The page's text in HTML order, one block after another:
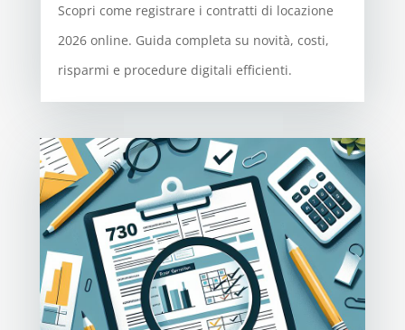
Scopri come registrare i contratti di locazione
2026 online. Guida completa su novità, costi,
risparmi e procedure digitali efficienti.